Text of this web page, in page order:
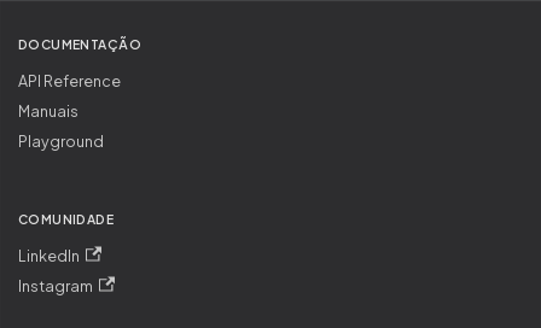
DOCUMENTAÇÃO
API Reference
Manuais
Playground
COMUNIDADE
LinkedIn
Instagram